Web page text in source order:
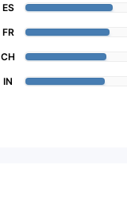
ES
FR
CH
IN